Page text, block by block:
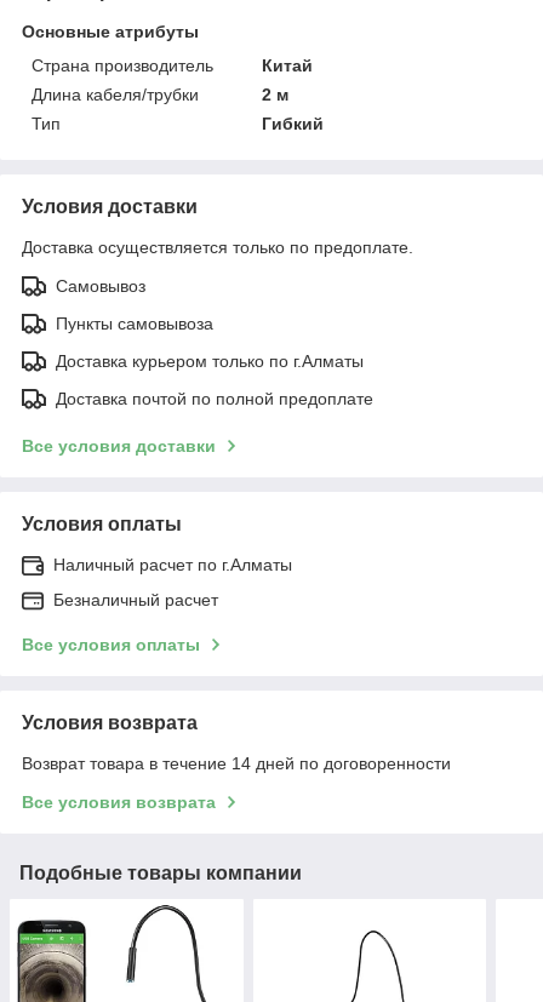
Основные атрибуты
Страна производитель
Китай
Длина кабеля/трубки
2 м
Тип
Гибкий
Условия доставки
Доставка осуществляется только по предоплате.
Самовывоз
Пункты самовывоза
Доставка курьером только по г.Алматы
Доставка почтой по полной предоплате
Все условия доставки
Условия оплаты
Наличный расчет по г.Алматы
Безналичный расчет
Все условия оплаты
Условия возврата
Возврат товара в течение 14 дней по договоренности
Все условия возврата
Подобные товары компании